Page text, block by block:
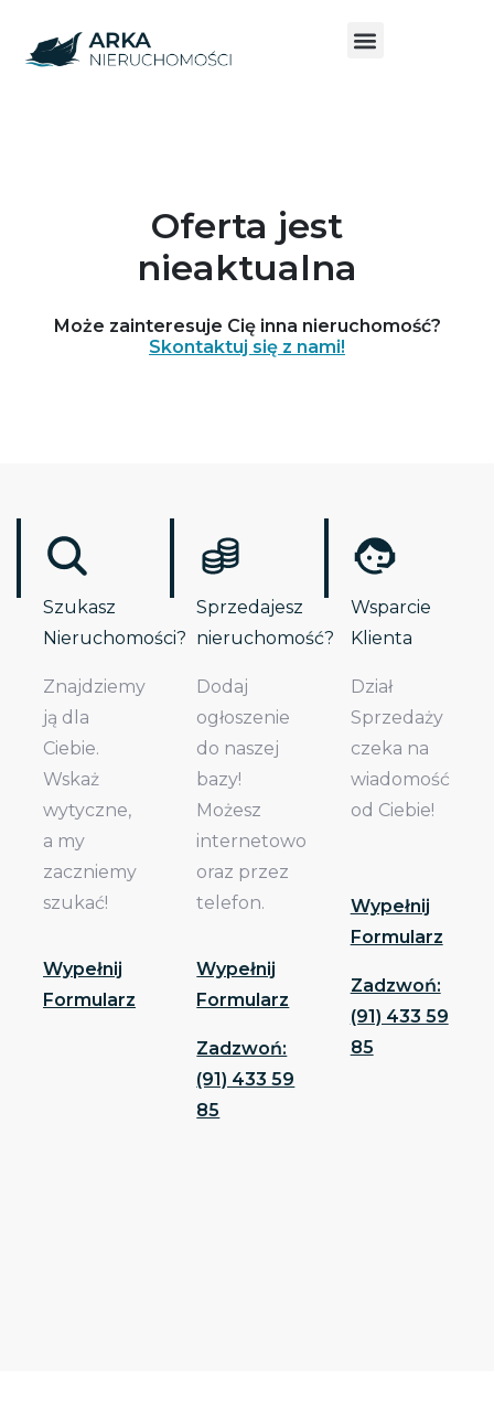
Oferta jest
nieaktualna
Może zainteresuje Cię inna nieruchomość?
Skontaktuj się z nami!
Szukasz
Nieruchomości?
Znajdziemy
ją dla
Ciebie.
Wskaż
wytyczne,
a my
zaczniemy
szukać!
Wypełnij
Formularz
Sprzedajesz
nieruchomość?
Dodaj
ogłoszenie
do naszej
bazy!
Możesz
internetowo
oraz przez
telefon.
Wypełnij
Formularz
Zadzwoń:
(91) 433 59
85
Wsparcie
Klienta
Dział
Sprzedaży
czeka na
wiadomość
od Ciebie!
Wypełnij
Formularz
Zadzwoń:
(91) 433 59
85